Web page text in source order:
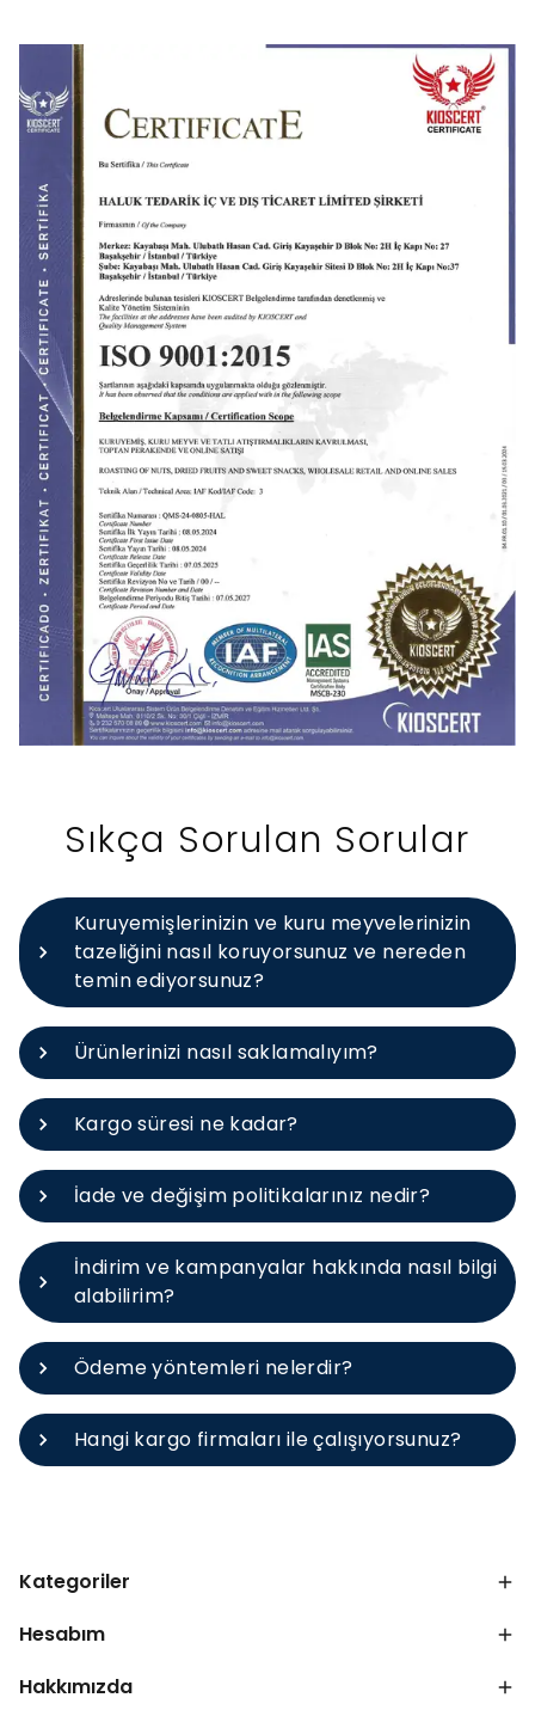
Sıkça Sorulan Sorular
Kuruyemişlerinizin ve kuru meyvelerinizin
tazeliğini nasıl koruyorsunuz ve nereden
temin ediyorsunuz?
Ürünlerinizi nasıl saklamalıyım?
Kargo süresi ne kadar?
İade ve değişim politikalarınız nedir?
İndirim ve kampanyalar hakkında nasıl bilgi
alabilirim?
Ödeme yöntemleri nelerdir?
Hangi kargo firmaları ile çalışıyorsunuz?
Kategoriler
Hesabım
Hakkımızda